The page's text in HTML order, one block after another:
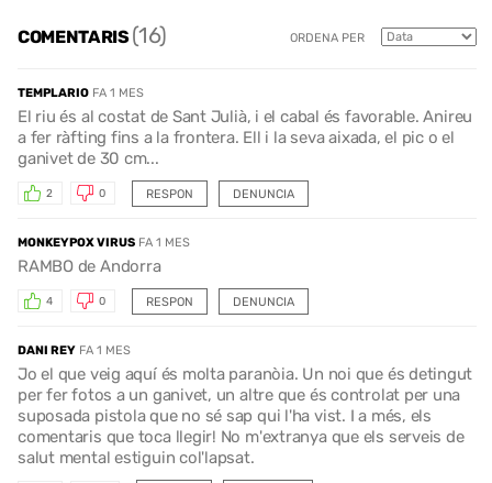
COMENTARIS(16) ORDENA PER
TEMPLARIO FA 1 MES
El riu és al costat de Sant Julià, i el cabal és favorable. Anireu
a fer ràfting fins a la frontera. Ell i la seva aixada, el pic o el
ganivet de 30 cm...
RESPON
2 0 DENUNCIA
MONKEYPOX VIRUS FA 1 MES
RAMBO de Andorra
RESPON
4 0 DENUNCIA
DANI REY FA 1 MES
Jo el que veig aquí és molta paranòia. Un noi que és detingut
per fer fotos a un ganivet, un altre que és controlat per una
suposada pistola que no sé sap qui l'ha vist. I a més, els
comentaris que toca llegir! No m'extranya que els serveis de
salut mental estiguin col'lapsat.